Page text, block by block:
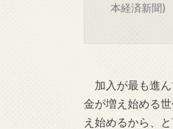
本経済新聞)
加入が最も進ん
金が増え始める
え始めるから、